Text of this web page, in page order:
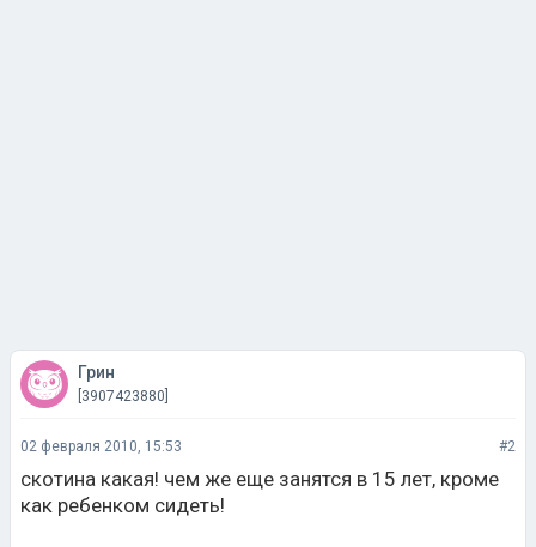
Грин
[3907423880]
02 февраля 2010, 15:53 #2
скотина какая! чем же еще занятся в 15 лет, кроме
как ребенком сидеть!